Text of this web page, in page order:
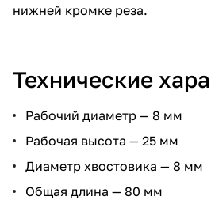
нижней кромке реза.
Технические
Рабочий диаметр — 8 мм
Рабочая высота — 25 мм
Диаметр хвостовика — 8 мм
Общая длина — 80 мм